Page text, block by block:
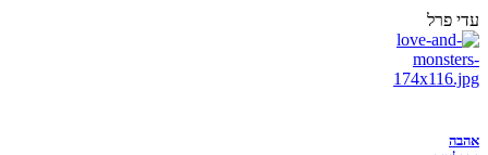
עדי פרל
אהבה